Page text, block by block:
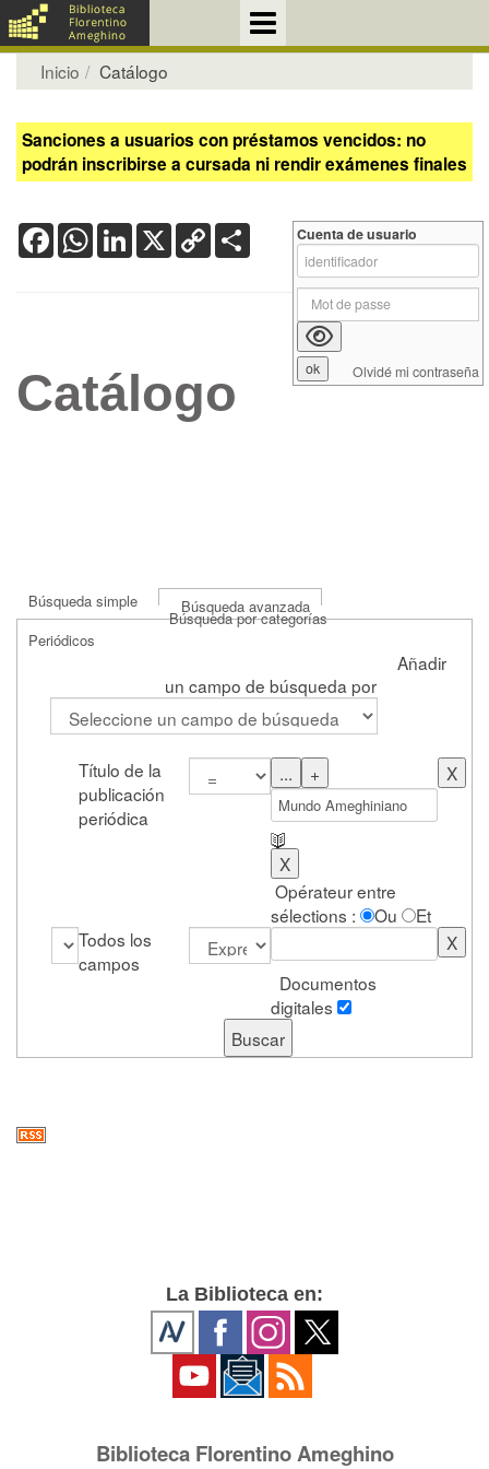
Inicio Catálogo
Sanciones a usuarios con préstamos vencidos: no
podrán inscribirse a cursada ni rendir exámenes finales
FacebookWhatsApp
LinkedIn
X Copy
Link
Catálogo
Búsqueda simple Búsqueda avanzada
Búsqueda por categorías
Periódicos
Añadir
un campo de búsqueda por
Título de la
publicación
periódica
Opérateur entre
sélections :
Ou
Et
Todos los
campos
Documentos
digitales
Cuenta de usuario
Olvidé mi contraseña
La Biblioteca en:
Biblioteca Florentino Ameghino